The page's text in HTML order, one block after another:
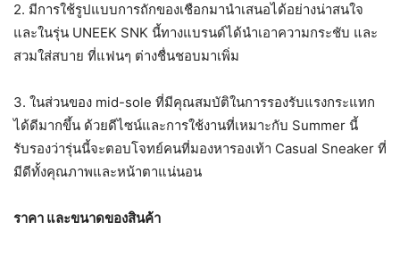
2. มีการใช้รูปแบบการถักของเชือกมานำเสนอได้อย่างน่าสนใจ
และในรุ่น UNEEK SNK นี้ทางแบรนด์ได้นำเอาความกระชับ และ
สวมใส่สบาย ที่แฟนๆ ต่างชื่นชอบมาเพิ่ม
3. ในส่วนของ mid-sole ที่มีคุณสมบัติในการรองรับแรงกระแทก
ได้ดีมากขึ้น ด้วยดีไซน์และการใช้งานที่เหมาะกับ Summer นี้
รับรองว่ารุ่นนี้จะตอบโจทย์คนที่มองหารองเท้า Casual Sneaker ที่
มีดีทั้งคุณภาพและหน้าตาแน่นอน
ราคา และขนาดของสินค้า